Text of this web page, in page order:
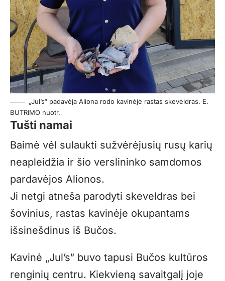
„Jul’s“ padavėja Aliona rodo kavinėje rastas skeveldras. E.
BUTRIMO nuotr.
Tušti namai
Baimė vėl sulaukti sužvėrėjusių rusų karių
neapleidžia ir šio verslininko samdomos
pardavėjos Alionos.
Ji netgi atneša parodyti skeveldras bei
šovinius, rastas kavinėje okupantams
išsinešdinus iš Bučos.
Kavinė „Jul’s“ buvo tapusi Bučos kultūros
renginių centru. Kiekvieną savaitgalį joje